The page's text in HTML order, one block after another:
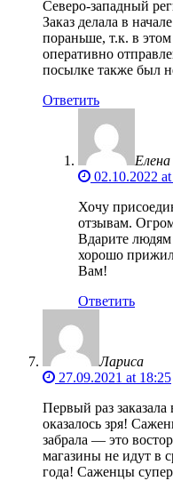
Северо-западный
Заказ делала в
пораньше, т.к. в
оперативно
посылке также был
Ответить
Елена
02.10.2022
Хочу
отзывам.
Вдарите людям
хорошо
Вам!
Ответить
Лариса
27.09.2021 at 18:25
Первый раз
оказалось зря!
забрала — это
магазины не идут в
года! Саженцы